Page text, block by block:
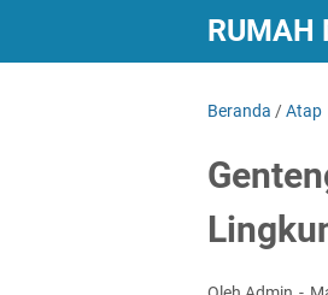
RUMAH
Beranda /Atap